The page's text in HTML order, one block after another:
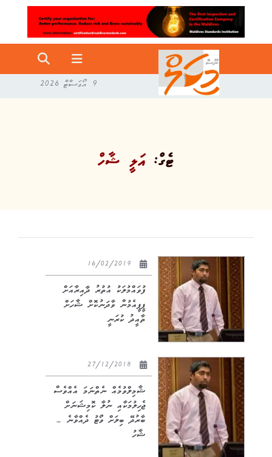
9 އޯގަސްޓް 2026
ޓެގް: އަލީ ޝާހް
ފުވައްމުލަކު އުތުރު ދާއިރާއަށް
ޕީޕީއެމުން ވާދަނުކޮށް ޝާހަށް
ތާއީދު ކުރަނީ
ޝާމިލްވުމެއް ނެތްނަމަ އެއްވެސް
ޖެހިލުމަކާއި ނުލާ ކޮމިޝަނަށް
ބާރުދޭ ބިލަށް ވޯޓު ދެއްވާނެ –
ޝާހު